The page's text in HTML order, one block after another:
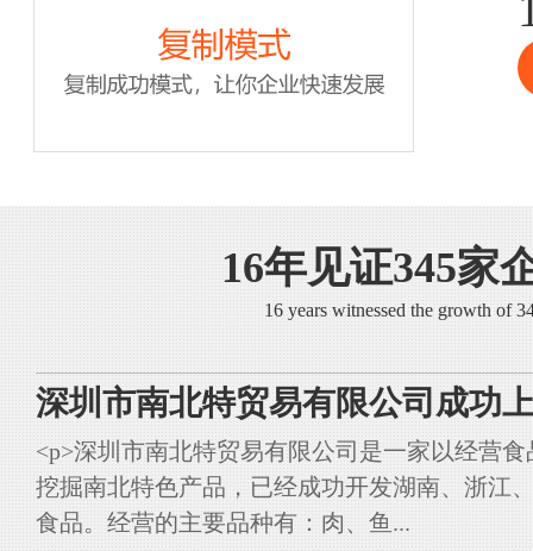
16年见证345家
16 years witnessed the growth of
深圳市南北特贸易有限公司成功
<p>深圳市南北特贸易有限公司是一家以经营
挖掘南北特色产品，已经成功开发湖南、浙江
食品。经营的主要品种有：肉、鱼...